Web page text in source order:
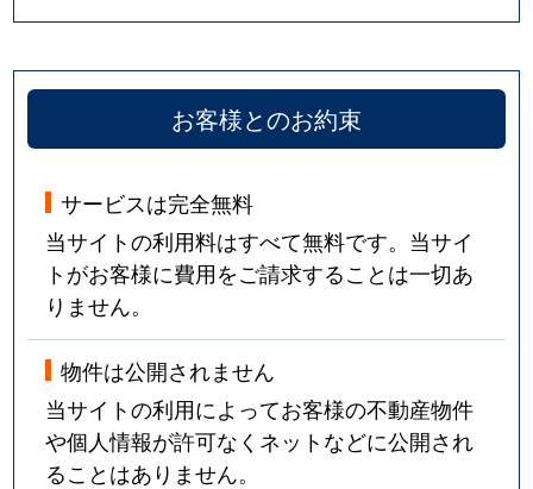
宮前平
4,400万円 宮崎台
徒歩7分
宮前平
8,400万円 宮崎台
徒歩6分
宮前平
4,800万円 宮前平
徒歩8分
宮前平
3,700万円
宮前平
2,400万円 宮前平
徒歩6分
宮前平
宮前平
3,300万円
お客様とのお約束
サービスは完全無料
当サイトの利用料はすべて無料です。当サイ
トがお客様に費用をご請求することは一切あ
りません。
物件は公開されません
当サイトの利用によってお客様の不動産物件
や個人情報が許可なくネットなどに公開され
ることはありません。